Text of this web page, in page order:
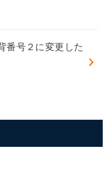
番号２に変更した